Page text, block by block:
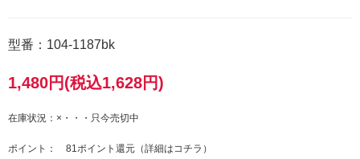
型番：104-1187bk
1,480円(税込1,628円)
在庫状況：×・・・只今売切中
ポイント： 81ポイント還元（詳細はコチラ ）